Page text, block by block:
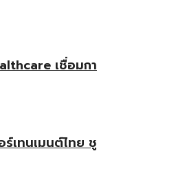
เชื่อมกา
ร์เทนเมนต์ไทย ชู